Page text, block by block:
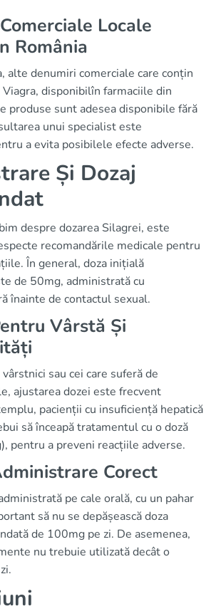
Locale
România
alte denumiri comerciale care conțin
disponibilîn farmaciile din
produse sunt adesea disponibile fără
unui specialist este
a evita posibilele efecte adverse.
Și Dozaj
despre dozarea Silagrei, este
recomandările medicale pentru
În general, doza inițială
de 50mg, administrată cu
înainte de contactul sexual.
Vârstă Și
sau cei care suferă de
ajustarea dozei este frecvent
pacienții cu insuficiență hepatică
să înceapă tratamentul cu o doză
pentru a preveni reacțiile adverse.
Corect
pe cale orală, cu un pahar
să nu se depășească doza
de 100mg pe zi. De asemenea,
nu trebuie utilizată decât o